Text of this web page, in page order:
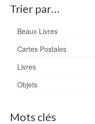
Trier par…
Beaux Livres
Cartes Postales
Livres
Objets
Mots clés